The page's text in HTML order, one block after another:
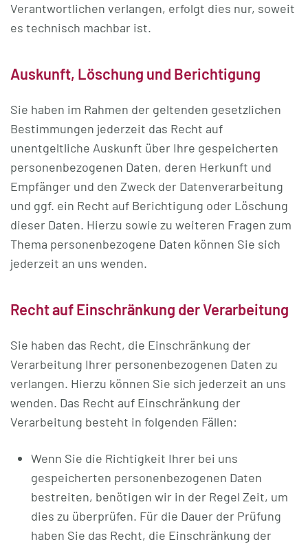
Verantwortlichen verlangen, erfolgt dies nur, soweit
es technisch machbar ist.
Auskunft, Löschung und Berichtigung
Sie haben im Rahmen der geltenden gesetzlichen
Bestimmungen jederzeit das Recht auf
unentgeltliche Auskunft über Ihre gespeicherten
personenbezogenen Daten, deren Herkunft und
Empfänger und den Zweck der Datenverarbeitung
und ggf. ein Recht auf Berichtigung oder Löschung
dieser Daten. Hierzu sowie zu weiteren Fragen zum
Thema personenbezogene Daten können Sie sich
jederzeit an uns wenden.
Recht auf Einschränkung der Verarbeitung
Sie haben das Recht, die Einschränkung der
Verarbeitung Ihrer personenbezogenen Daten zu
verlangen. Hierzu können Sie sich jederzeit an uns
wenden. Das Recht auf Einschränkung der
Verarbeitung besteht in folgenden Fällen:
Wenn Sie die Richtigkeit Ihrer bei uns
gespeicherten personenbezogenen Daten
bestreiten, benötigen wir in der Regel Zeit, um
dies zu überprüfen. Für die Dauer der Prüfung
haben Sie das Recht, die Einschränkung der